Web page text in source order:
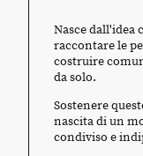
Nasce dall'idea
raccontare le
costruire
da solo.
Sostenere
nascita di un
condiviso e